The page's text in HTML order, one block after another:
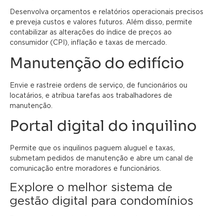
Desenvolva orçamentos e relatórios operacionais precisos
e preveja custos e valores futuros. Além disso, permite
contabilizar as alterações do índice de preços ao
consumidor (CPI), inflação e taxas de mercado.
Manutenção do edifício
Envie e rastreie ordens de serviço, de funcionários ou
locatários, e atribua tarefas aos trabalhadores de
manutenção.
Portal digital do inquilino
Permite que os inquilinos paguem aluguel e taxas,
submetam pedidos de manutenção e abre um canal de
comunicação entre moradores e funcionários.
Explore o melhor sistema de
gestão digital para condomínios